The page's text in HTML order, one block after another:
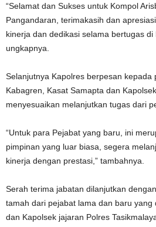
“Selamat dan Sukses untuk Kompol
Pangandaran, terimakasih dan
kinerja dan dedikasi selama bertugas di
ungkapnya.
Selanjutnya Kapolres berpesan kepada
Kabagren, Kasat Samapta dan
menyesuaikan melanjutkan tugas dari
“Untuk para Pejabat yang baru, ini
pimpinan yang luar biasa, segera
kinerja dengan prestasi,” tambahnya.
Serah terima jabatan dilanjutkan
tamah dari pejabat lama dan baru yang
dan Kapolsek jajaran Polres